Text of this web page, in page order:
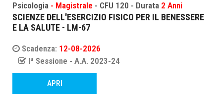
Psicologia - Magistrale - CFU 120 - Durata 2 Anni
SCIENZE DELL'ESERCIZIO FISICO PER IL BENESSERE
E LA SALUTE - LM-67
Scadenza: 12-08-2026
Iª Sessione - A.A. 2023-24
APRI